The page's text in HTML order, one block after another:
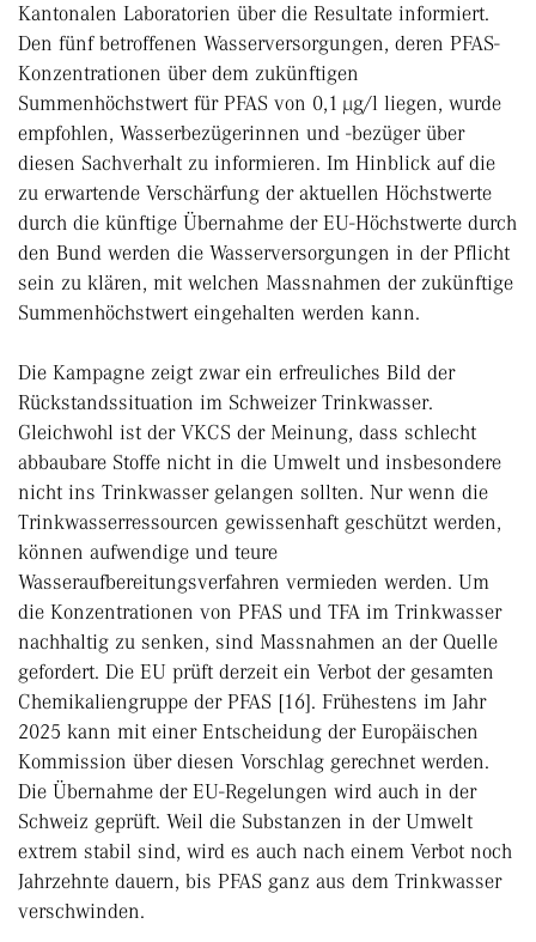
Kantonalen Laboratorien über die Resultate informiert.
Den fünf betroffenen Wasserversorgungen, deren PFAS-
Konzentrationen über dem zukünftigen
Summenhöchstwert für PFAS von 0,1 µg/l liegen, wurde
empfohlen, Wasserbezügerinnen und -bezüger über
diesen Sachverhalt zu informieren. Im Hinblick auf die
zu erwartende Verschärfung der aktuellen Höchstwerte
durch die künftige Übernahme der EU-Höchstwerte durch
den Bund werden die Wasserversorgungen in der Pflicht
sein zu klären, mit welchen Massnahmen der zukünftige
Summenhöchstwert eingehalten werden kann.
Die Kampagne zeigt zwar ein erfreuliches Bild der
Rückstandssituation im Schweizer Trinkwasser.
Gleichwohl ist der VKCS der Meinung, dass schlecht
abbaubare Stoffe nicht in die Umwelt und insbesondere
nicht ins Trinkwasser gelangen sollten. Nur wenn die
Trinkwasserressourcen gewissenhaft geschützt werden,
können aufwendige und teure
Wasseraufbereitungsverfahren vermieden werden. Um
die Konzentrationen von PFAS und TFA im Trinkwasser
nachhaltig zu senken, sind Massnahmen an der Quelle
gefordert. Die EU prüft derzeit ein Verbot der gesamten
Chemikaliengruppe der PFAS [16]. Frühestens im Jahr
2025 kann mit einer Entscheidung der Europäischen
Kommission über diesen Vorschlag gerechnet werden.
Die Übernahme der EU-Regelungen wird auch in der
Schweiz geprüft. Weil die Substanzen in der Umwelt
extrem stabil sind, wird es auch nach einem Verbot noch
Jahrzehnte dauern, bis PFAS ganz aus dem Trinkwasser
verschwinden.